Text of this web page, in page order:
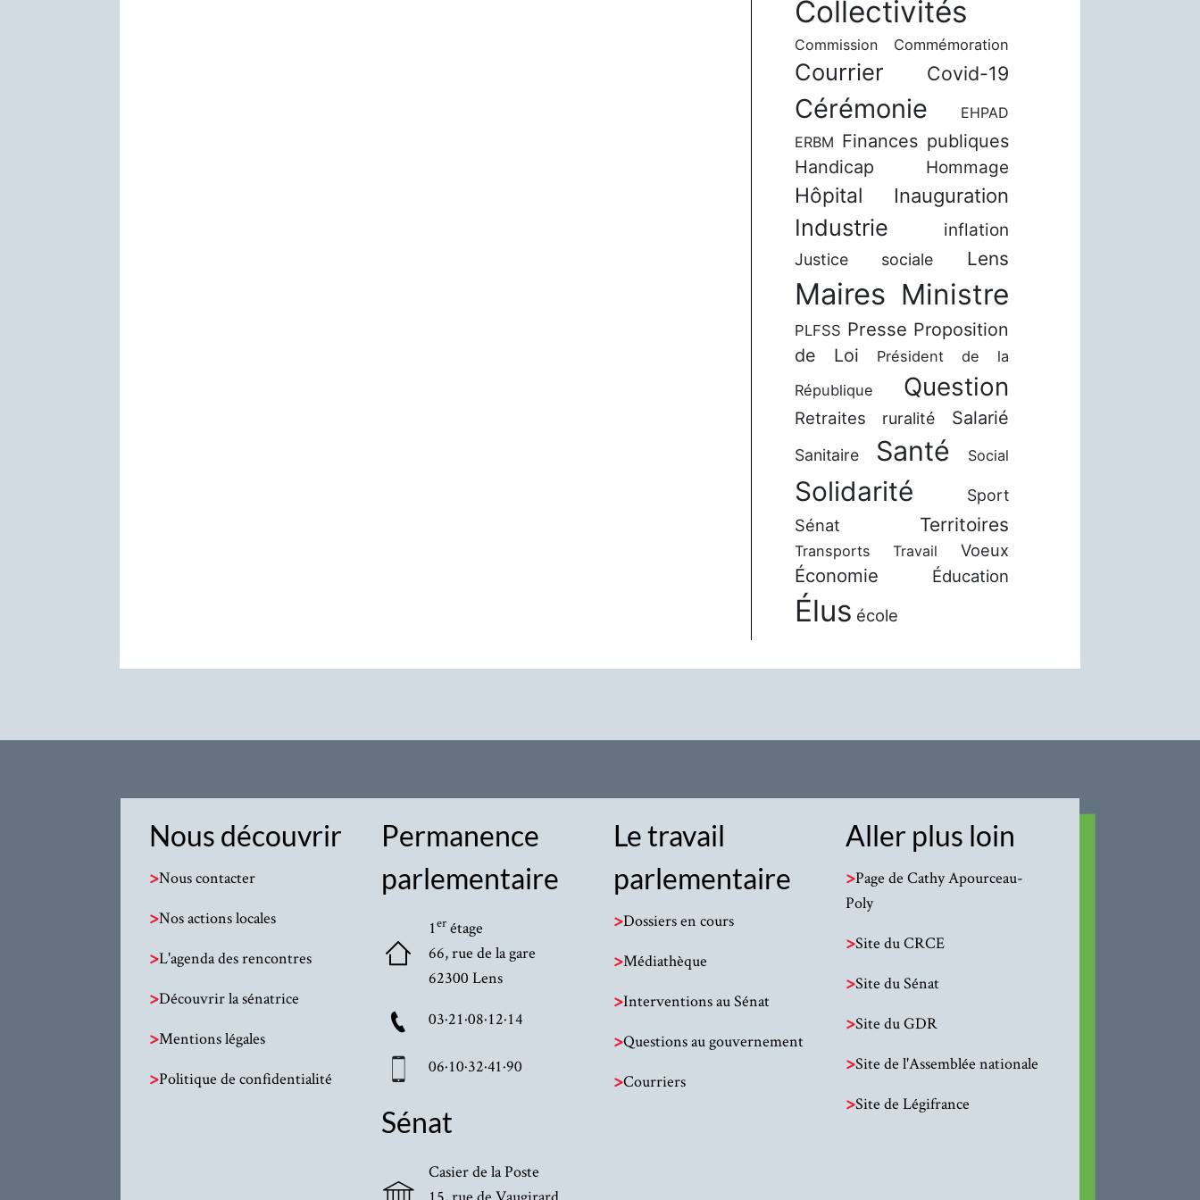
Collectivités
Commission Commémoration
Courrier Covid-19
Cérémonie
EHPAD
ERBM Finances publiques
Handicap
Hommage
Hôpital Inauguration
Industrie inflation
Justice sociale Lens
Maires Ministre
PLFSS Presse Proposition
de Loi
Président de la
République
Question
Retraites ruralité Salarié
Sanitaire Santé Social
Solidarité Sport
Sénat Territoires
Transports Travail Voeux
Économie Éducation
Élus école
Nous découvrir
>Nous contacter
>Nos actions locales
>L'agenda des rencontres
>Découvrir la sénatrice
>Mentions légales
>Politique de confidentialité
Permanence
parlementaire
1er étage
66, rue de la gare
62300 Lens
03·21·08·12·14
06·10·32·41·90
Sénat
Casier de la Poste
Le travail
parlementaire
>Dossiers en cours
>Médiathèque
>Interventions au Sénat
>Questions au gouvernement
>Courriers
Aller plus loin
>Page de Cathy Apourceau-
Poly
>Site du CRCE
>Site du Sénat
>Site du GDR
>Site de l'Assemblée nationale
>Site de Légifrance